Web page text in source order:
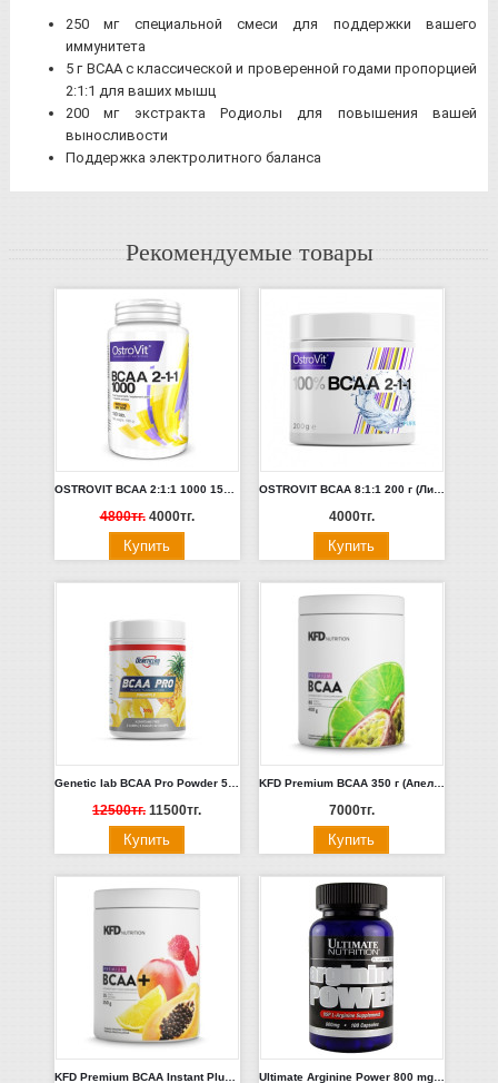
250 мг специальной смеси для поддержки вашего
иммунитета
5 г BCAA с классической и проверенной годами пропорцией
2:1:1 для ваших мышц
200 мг экстракта Родиолы для повышения вашей
выносливости
Поддержка электролитного баланса
Рекомендуемые товары
OSTROVIT BCAA 2:1:1 1000 150 таб
4800тг. 4000тг.
OSTROVIT BCAA 8:1:1 200 г (Лимон, Апельсин)
4000тг.
Genetic lab BCAA Pro Powder 500 г (Апельсин, пунш, вишня)
12500тг. 11500тг.
KFD Premium BCAA 350 г (Апельсин-Лимон, Гранат, Киви-Крыжовник)
7000тг.
KFD Premium BCAA Instant Plus 350 г (Апельсин-лимон, гранат-вишня, киви-крыжовник, Малина, яблочно-вишневый, груша) Ultimate Arginine Power 800 mg 100 caps.